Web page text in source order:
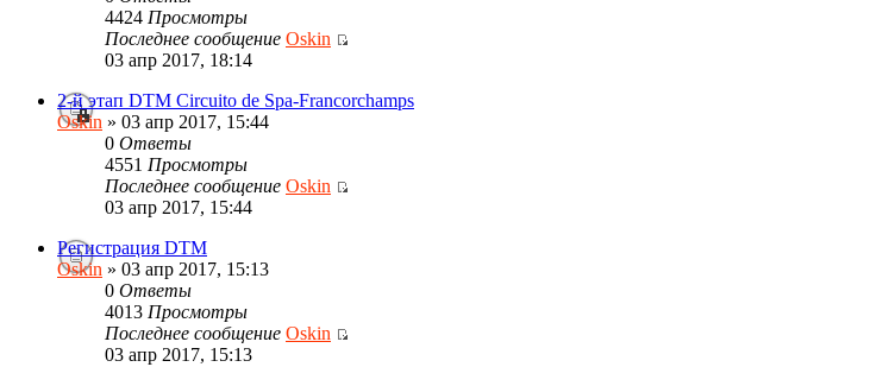
4424 Просмотры
Последнее сообщение Oskin
03 апр 2017, 18:14
2-й этап DTM Circuito de Spa-Francorchamps
Oskin » 03 апр 2017, 15:44
0 Ответы
4551 Просмотры
Последнее сообщение Oskin
03 апр 2017, 15:44
Регистрация DTM
Oskin » 03 апр 2017, 15:13
0 Ответы
4013 Просмотры
Последнее сообщение Oskin
03 апр 2017, 15:13